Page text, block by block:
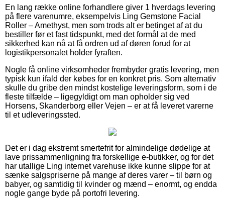
En lang række online forhandlere giver 1 hverdags levering
på flere varenumre, eksempelvis Ling Gemstone Facial
Roller – Amethyst, men som trods alt er betinget af at du
bestiller før et fast tidspunkt, med det formål at de med
sikkerhed kan nå at få ordren ud af døren forud for at
logistikpersonalet holder fyraften.
Nogle få online virksomheder frembyder gratis levering, men
typisk kun ifald der købes for en konkret pris. Som alternativ
skulle du gribe den mindst kostelige leveringsform, som i de
fleste tilfælde – ligegyldigt om man opholder sig ved
Horsens, Skanderborg eller Vejen – er at få leveret varerne
til et udleveringssted.
Det er i dag ekstremt smertefrit for almindelige dødelige at
lave prissammenligning fra forskellige e-butikker, og for det
har utallige Ling internet varehuse ikke kunne slippe for at
sænke salgspriserne på mange af deres varer – til børn og
babyer, og samtidig til kvinder og mænd – enormt, og endda
nogle gange byde på portofri levering.